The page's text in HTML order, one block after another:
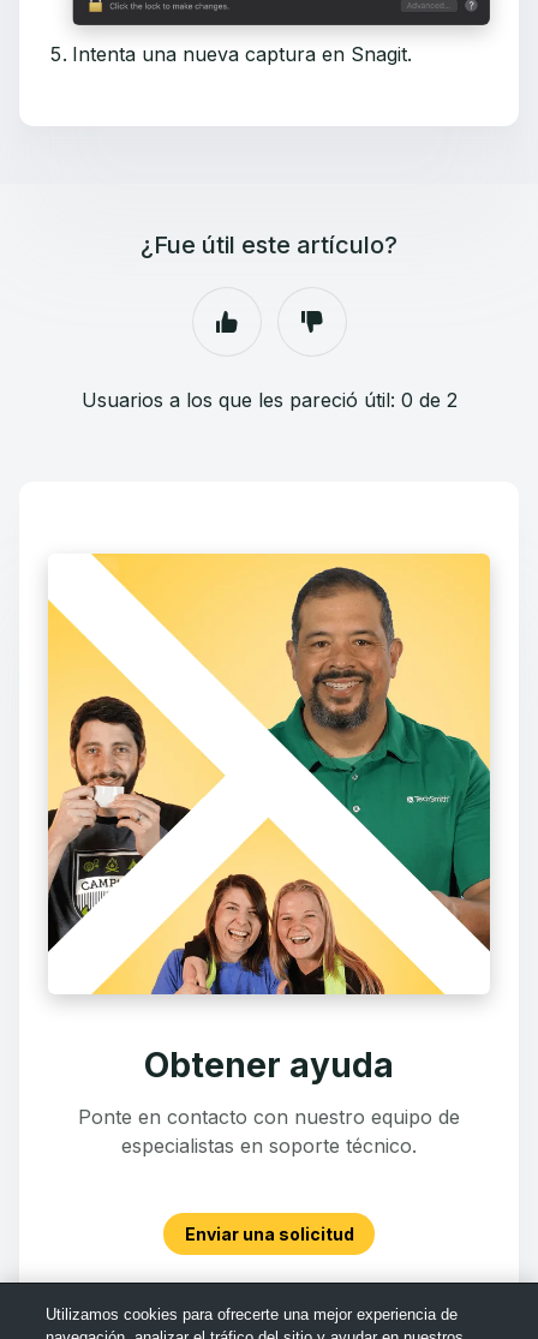
Intenta una nueva captura en Snagit.
¿Fue útil este artículo?
Usuarios a los que les pareció útil: 0 de 2
Obtener ayuda
Ponte en contacto con nuestro equipo de
especialistas en soporte técnico.
Enviar una solicitud
Utilizamos cookies para ofrecerte una mejor experiencia de